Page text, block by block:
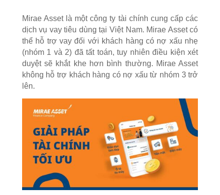
Mirae Asset là một công ty tài chính cung cấp các
dịch vụ vay tiêu dùng tại Việt Nam. Mirae Asset có
thể hỗ trợ vay đối với khách hàng có nợ xấu nhẹ
(nhóm 1 và 2) đã tất toán, tuy nhiên điều kiện xét
duyệt sẽ khắt khe hơn bình thường. Mirae Asset
không hỗ trợ khách hàng có nợ xấu từ nhóm 3 trở
lên.